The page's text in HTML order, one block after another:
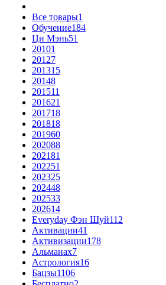
Все товары1
Обучение184
Ци Мэнь51
20101
20127
201315
20148
201511
201621
201718
201818
201960
202088
202181
202251
202325
202448
202533
202614
Everyday Фэн Шуй112
Активации41
Активизации178
Альманах7
Астрология16
Бацзы1106